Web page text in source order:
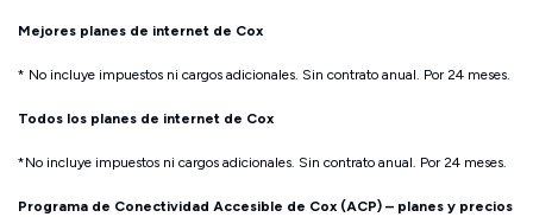
Mejores planes de internet de Cox
* No incluye impuestos ni cargos adicionales. Sin contrato anual. Por 24 meses.
Todos los planes de internet de Cox
*No incluye impuestos ni cargos adicionales. Sin contrato anual. Por 24 meses.
Programa de Conectividad Accesible de Cox (ACP) – planes y precios